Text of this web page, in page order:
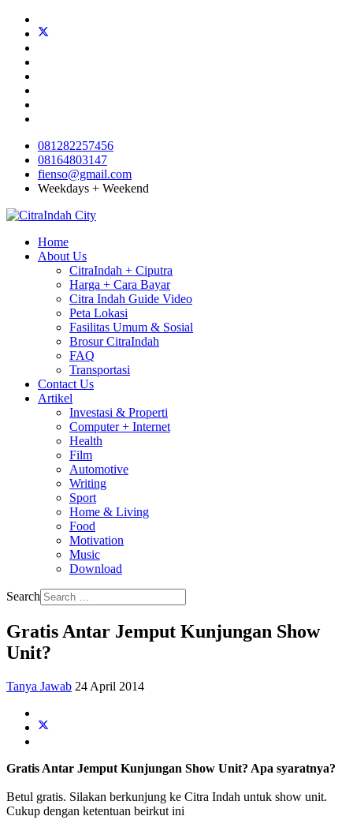
081282257456
08164803147
fienso@gmail.com
Weekdays + Weekend
Home
About Us
CitraIndah + Ciputra
Harga + Cara Bayar
Citra Indah Guide Video
Peta Lokasi
Fasilitas Umum & Sosial
Brosur CitraIndah
FAQ
Transportasi
Contact Us
Artikel
Investasi & Properti
Computer + Internet
Health
Film
Automotive
Writing
Sport
Home & Living
Food
Motivation
Music
Download
Search
Gratis Antar Jemput Kunjungan Show
Unit?
Tanya Jawab 24 April 2014
Gratis Antar Jemput Kunjungan Show Unit? Apa syaratnya?
Betul gratis. Silakan berkunjung ke Citra Indah untuk show unit.
Cukup dengan ketentuan beirkut ini